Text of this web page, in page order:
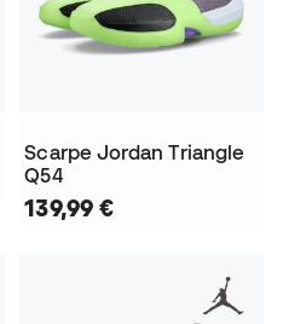
Scarpe Jordan Triangle
Q54
139,99 €